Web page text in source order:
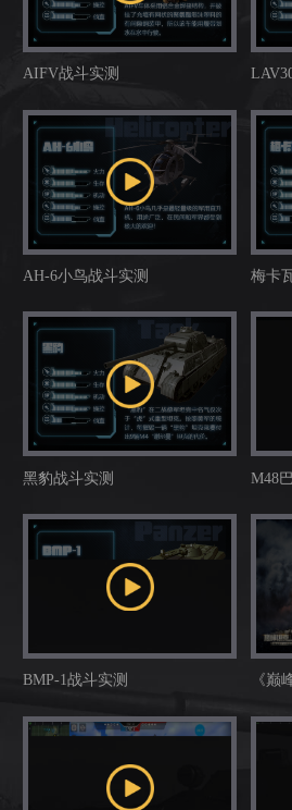
AIFV战斗实测
AH-6小鸟战斗实测 梅卡
黑豹战斗实测 M48
BMP-1战斗实测 《巅